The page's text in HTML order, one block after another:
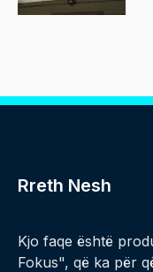
Rreth Nesh
Kjo faqe është
Fokus", që ka për